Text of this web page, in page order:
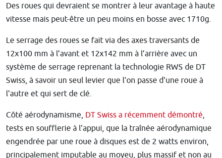
Des roues qui devraient se montrer à leur avantage à haute
vitesse mais peut-être un peu moins en bosse avec 1710g.
Le serrage des roues se fait via des axes traversants de
12x100 mm à l’avant et 12x142 mm à l’arrière avec un
système de serrage reprenant la technologie RWS de DT
Swiss, à savoir un seul levier que l'on passe d'une roue à
l'autre et qui sert de clé.
Côté aérodynamisme, DT Swiss a récemment démontré,
tests en soufflerie à l'appui, que la traînée aérodynamique
engendrée par une roue à disques est de 2 watts environ,
principalement imputable au moyeu, plus massif et non au